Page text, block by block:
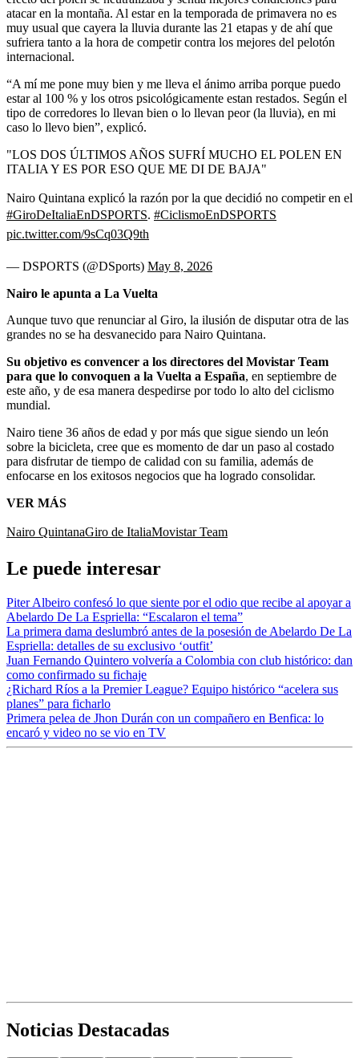
atacar en la montaña. Al estar en la temporada de primavera no es
muy usual que cayera la lluvia durante las 21 etapas y de ahí que
sufriera tanto a la hora de competir contra los mejores del pelotón
internacional.
“A mí me pone muy bien y me lleva el ánimo arriba porque puedo
estar al 100 % y los otros psicológicamente estan restados. Según el
tipo de corredores lo llevan bien o lo llevan peor (la lluvia), en mi
caso lo llevo bien”, explicó.
"LOS DOS ÚLTIMOS AÑOS SUFRÍ MUCHO EL POLEN EN
ITALIA Y ES POR ESO QUE ME DI DE BAJA"
Nairo Quintana explicó la razón por la que decidió no competir en el
#GiroDeItaliaEnDSPORTS. #CiclismoEnDSPORTS
pic.twitter.com/9sCq03Q9th
— DSPORTS (@DSports) May 8, 2026
Nairo le apunta a La Vuelta
Aunque tuvo que renunciar al Giro, la ilusión de disputar otra de las
grandes no se ha desvanecido para Nairo Quintana.
Su objetivo es convencer a los directores del Movistar Team
para que lo convoquen a la Vuelta a España, en septiembre de
este año, y de esa manera despedirse por todo lo alto del ciclismo
mundial.
Nairo tiene 36 años de edad y por más que sigue siendo un león
sobre la bicicleta, cree que es momento de dar un paso al costado
para disfrutar de tiempo de calidad con su familia, además de
enfocarse en los exitosos negocios que ha logrado consolidar.
VER MÁS
Nairo QuintanaGiro de ItaliaMovistar Team
Le puede interesar
Piter Albeiro confesó lo que siente por el odio que recibe al apoyar a
Abelardo De La Espriella: “Escalaron el tema”
La primera dama deslumbró antes de la posesión de Abelardo De La
Espriella: detalles de su exclusivo ‘outfit’
Juan Fernando Quintero volvería a Colombia con club histórico: dan
como confirmado su fichaje
¿Richard Ríos a la Premier League? Equipo histórico “acelera sus
planes” para ficharlo
Primera pelea de Jhon Durán con un compañero en Benfica: lo
encaró y video no se vio en TV
Noticias Destacadas